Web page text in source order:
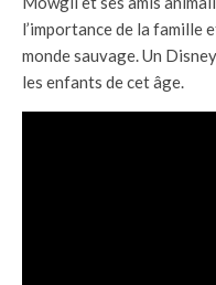
l’importance de la famille
monde sauvage. Un
les enfants de cet âge.